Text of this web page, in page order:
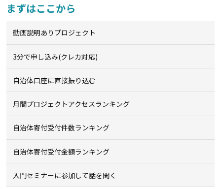
まずはここから
動画説明ありプロジェクト
3分で申し込み(クレカ対応)
自治体口座に直接振り込む
月間プロジェクトアクセスランキング
自治体寄付受付件数ランキング
自治体寄付受付金額ランキング
入門セミナーに参加して話を聞く